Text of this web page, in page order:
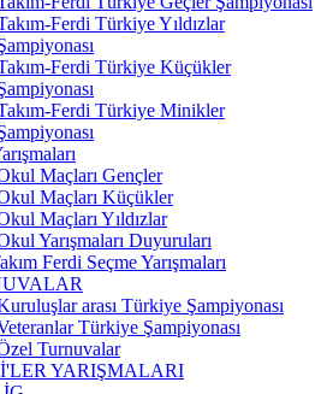
Ferdi Türkiye Yıldızlar
Ferdi Türkiye Küçükler
Ferdi Türkiye Minikler
Maçları Gençler
Maçları Küçükler
Maçları Yıldızlar
Yarışmaları Duyuruları
Ferdi Seçme Yarışmaları
arası Türkiye Şampiyonası
Türkiye Şampiyonası
Turnuvalar
YARIŞMALARI